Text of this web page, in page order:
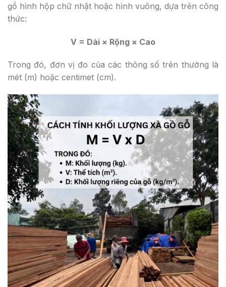
gồ hình hộp chữ nhật hoặc hình vuông, dựa trên công
thức:
V = Dài × Rộng × Cao
Trong đó, đơn vị đo của các thông số trên thường là
mét (m) hoặc centimet (cm).